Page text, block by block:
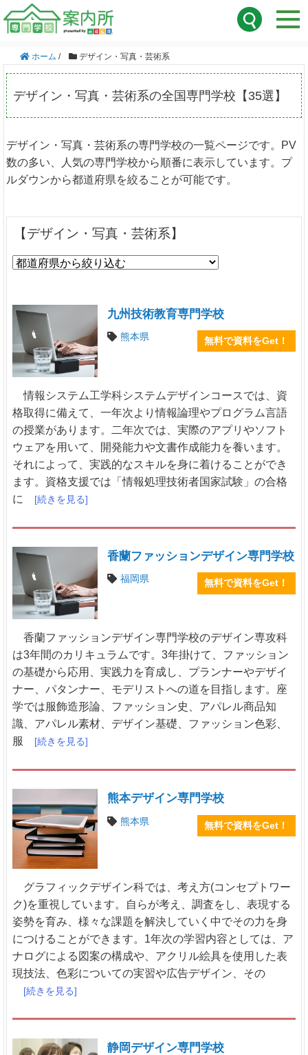
ホーム / デザイン・写真・芸術系
デザイン・写真・芸術系の全国専門学校【35選】
デザイン・写真・芸術系の専門学校の一覧ページです。PV
数の多い、人気の専門学校から順番に表示しています。プ
ルダウンから都道府県を絞ることが可能です。
【デザイン・写真・芸術系】
九州技術教育専門学校
熊本県 無料で資料をGet！
情報システム工学科システムデザインコースでは、資
格取得に備えて、一年次より情報論理やプログラム言語
の授業があります。二年次では、実際のアプリやソフト
ウェアを用いて、開発能力や文書作成能力を養います。
それによって、実践的なスキルを身に着けることができ
ます。資格支援では「情報処理技術者国家試験」の合格
に
[続きを見る]
香蘭ファッションデザイン専門学校
福岡県 無料で資料をGet！
香蘭ファッションデザイン専門学校のデザイン専攻科
は3年間のカリキュラムです。3年掛けて、ファッション
の基礎から応用、実践力を育成し、プランナーやデザイ
ナー、パタンナー、モデリストへの道を目指します。座
学では服飾造形論、ファッション史、アパレル商品知
識、アパレル素材、デザイン基礎、ファッション色彩、
服
[続きを見る]
熊本デザイン専門学校
熊本県 無料で資料をGet！
グラフィックデザイン科では、考え方(コンセプトワー
ク)を重視しています。自らが考え、調査をし、表現する
姿勢を育み、様々な課題を解決していく中でその力を身
につけることができます。1年次の学習内容としては、ア
ナログによる図案の構成や、アクリル絵具を使用した表
現技法、色彩についての実習や広告デザイン、その
[続きを見る]
静岡デザイン専門学校